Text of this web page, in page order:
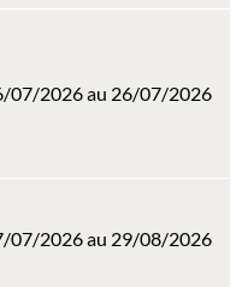
07/2026 au 26/07/2026
07/2026 au 29/08/2026